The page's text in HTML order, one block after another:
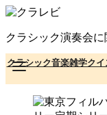
コ
テ
ン
ツ
へ
クラシック演奏会
クラシック音楽雑学ク